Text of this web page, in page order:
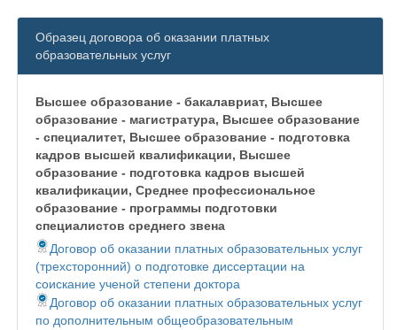
Образец договора об оказании платных
образовательных услуг
Высшее образование - бакалавриат, Высшее
образование - магистратура, Высшее образование
- специалитет, Высшее образование - подготовка
кадров высшей квалификации, Высшее
образование - подготовка кадров высшей
квалификации, Среднее профессиональное
образование - программы подготовки
специалистов среднего звена
Договор об оказании платных образовательных услуг
(трехсторонний) о подготовке диссертации на
соискание ученой степени доктора
Договор об оказании платных образовательных услуг
по дополнительным общеобразовательным